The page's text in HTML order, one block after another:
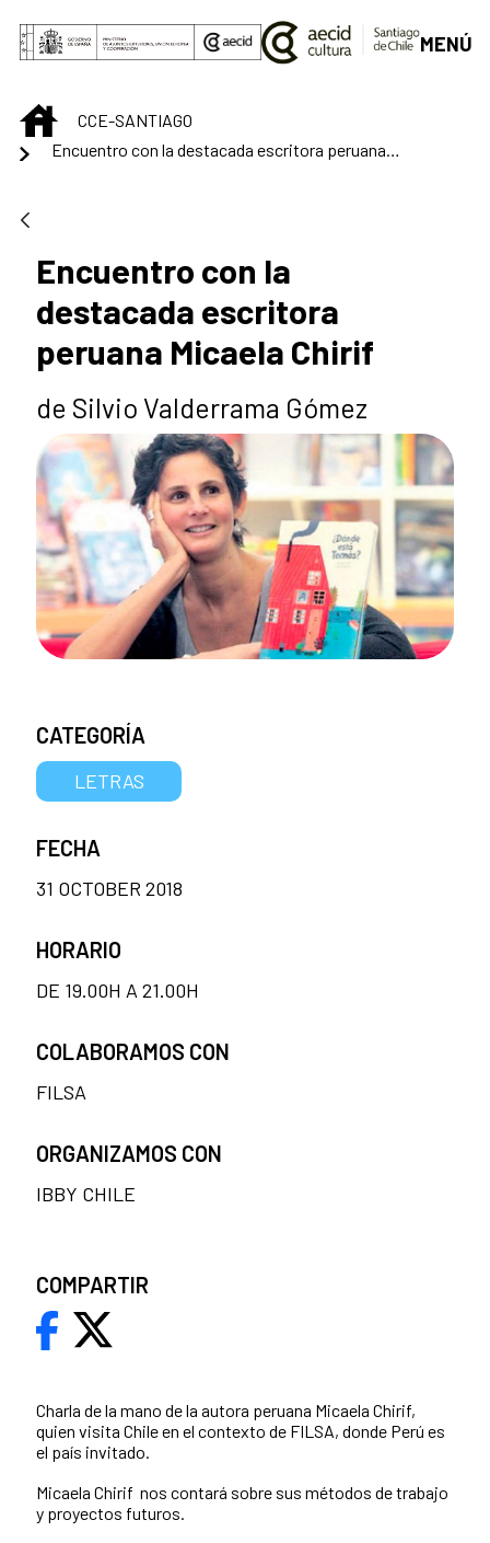
Skip to Main Content
MENÚ
INICIOCCE-SANTIAGO
Encuentro con la
destacada escritora
peruana Micaela Chirif
de Silvio Valderrama Gómez
Charla de la mano de la autora peruana Micaela Chirif,
quien visita Chile en el contexto de FILSA, donde Perú es
el país invitado.
Micaela Chirif nos contará sobre sus métodos de trabajo
y proyectos futuros.
CATEGORÍA
LETRAS
FECHA
31 OCTOBER 2018
HORARIO
DE 19.00H A 21.00H
COLABORAMOS CON
FILSA
ORGANIZAMOS CON
IBBY CHILE
COMPARTIR